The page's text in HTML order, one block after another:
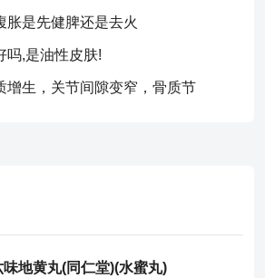
胀是先健脾还是去火
吗,是油性皮肤!
增生，关节间隙变窄，骨质节
味地黄丸(同仁堂)(水蜜丸)